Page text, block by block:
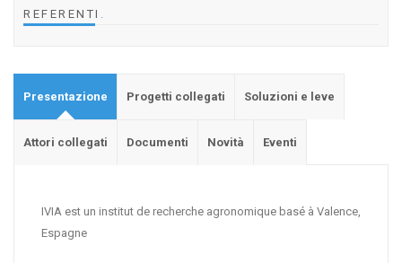
REFERENTI .
Presentazione Progetti collegati Soluzioni e leve
Attori collegati Documenti Novità Eventi
IVIA est un institut de recherche agronomique basé à Valence,
Espagne